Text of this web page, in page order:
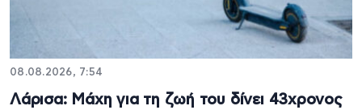
08.08.2026, 7:54
Λάρισα: Μάχη για τη ζωή του δίνει 43χρονος